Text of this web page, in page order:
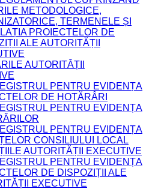
METODOLOGICE,
TERMENELE ȘI
PROIECTELOR DE
ALE AUTORITĂȚII
AUTORITĂȚII
PENTRU EVIDENȚA
DE HOTĂRÂRI
PENTRU EVIDENȚA
PENTRU EVIDENȚA
CONSILIULUI LOCAL
AUTORITĂȚII EXECUTIVE
PENTRU EVIDENȚA
DE DISPOZIȚII ALE
EXECUTIVE